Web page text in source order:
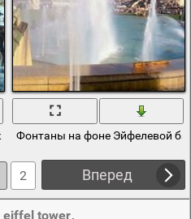
с огнем
Фонтаны на фоне Эйфелевой
Вперед
2
eiffel tower,